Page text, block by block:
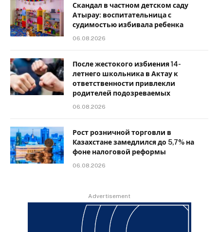
Скандал в частном детском саду
Атырау: воспитательница с
судимостью избивала ребенка
06.08.2026
После жестокого избиения 14-
летнего школьника в Актау к
ответственности привлекли
родителей подозреваемых
06.08.2026
Рост розничной торговли в
Казахстане замедлился до 5,7% на
фоне налоговой реформы
06.08.2026
Advertisement